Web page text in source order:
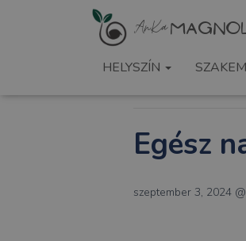
HELYSZÍN
« Összes Események
Egész
szeptember 3, 2024